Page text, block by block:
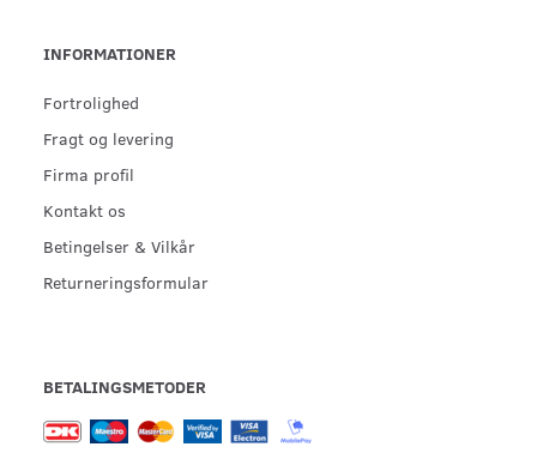
INFORMATIONER
Fortrolighed
Fragt og levering
Firma profil
Kontakt os
Betingelser & Vilkår
Returneringsformular
BETALINGSMETODER